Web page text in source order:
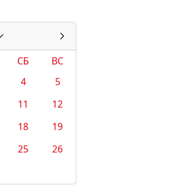
СБ
ВС
4
5
11
12
18
19
25
26